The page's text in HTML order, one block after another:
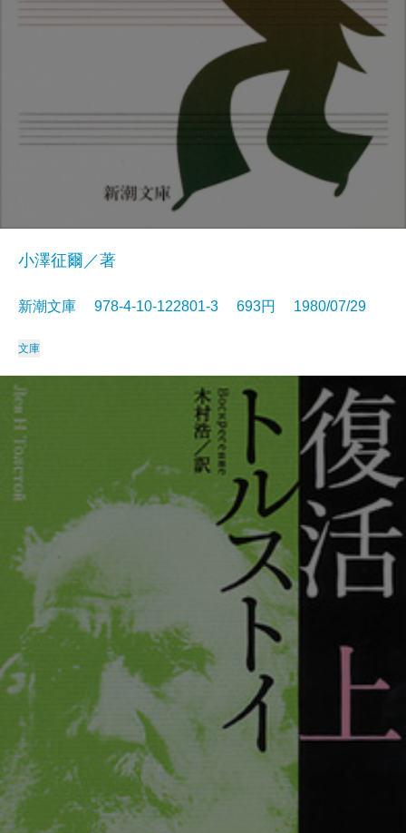
小澤征爾／著
新潮文庫 978-4-10-122801-3 693円 1980/07/29
文庫